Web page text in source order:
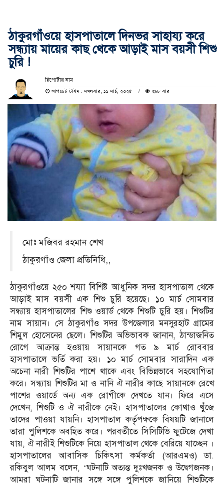
ঠাকুরগাঁওয়ে হাসপাতালে দিনভর সাহায্য করে
সন্ধ্যায় মায়ের কাছ থেকে আড়াই মাস বয়সী শিশু
চুরি !
রিপোর্টার নাম
আপডেট টাইম : মঙ্গলবার, ১১ মার্চ, ২০২৫
২৯৮ বার
মোঃ মজিবর রহমান শেখ
ঠাকুরগাঁও জেলা প্রতিনিধি,,
ঠাকুরগাঁওয়ে ২৫০ শয্যা বিশিষ্ট আধুনিক সদর হাসপাতাল থেকে
আড়াই মাস বয়সী এক শিশু চুরি হয়েছে। ১০ মার্চ সোমবার
সন্ধ্যায় হাসপাতালের শিশু ওয়ার্ড থেকে শিশুটি চুরি হয়। শিশুটির
নাম সায়ান। সে ঠাকুরগাঁও সদর উপজেলার মনসুরহাট গ্রামের
শিমুল হোসেনের ছেলে। শিশুটির অভিভাবক জানান, ঠান্ডাজনিত
রোগে আক্রান্ত হওয়ায় সায়ানকে গত ৯ মার্চ রোববার
হাসপাতালে ভর্তি করা হয়। ১০ মার্চ সোমবার সারাদিন এক
অচেনা নারী শিশুটির পাশে থাকে এবং বিভিন্নভাবে সহযোগিতা
করে। সন্ধ্যায় শিশুটির মা ও নানি ঐ নারীর কাছে সায়ানকে রেখে
পাশের ওয়ার্ডে অন্য এক রোগীকে দেখতে যান। ফিরে এসে
দেখেন, শিশুটি ও ঐ নারীকে নেই। হাসপাতালের কোথাও খুঁজে
তাদের পাওয়া যায়নি। হাসপাতাল কর্তৃপক্ষকে বিষয়টি জানালে
তারা পুলিশকে অবহিত করে। পরবর্তীতে সিসিটিভি ফুটেজে দেখা
যায়, ঐ নারীই শিশুটিকে নিয়ে হাসপাতাল থেকে বেরিয়ে যাচ্ছেন ।
হাসপাতালের আবাসিক চিকিৎসা কর্মকর্তা (আরএমও) ডা.
রকিবুল আলম বলেন, ‘ঘটনাটি অত্যন্ত দুঃখজনক ও উদ্বেগজনক।
আমরা ঘটনাটি জানার সঙ্গে সঙ্গে পুলিশকে জানিয়ে শিশুটিকে